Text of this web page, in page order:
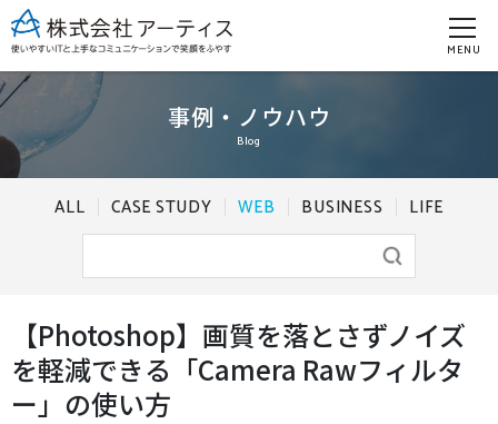
MENU
事例・ノウハウ
Blog
ALL CASE STUDY WEB BUSINESS LIFE
【Photoshop】画質を落とさずノイズ
を軽減できる「Camera Rawフィルタ
ー」の使い方